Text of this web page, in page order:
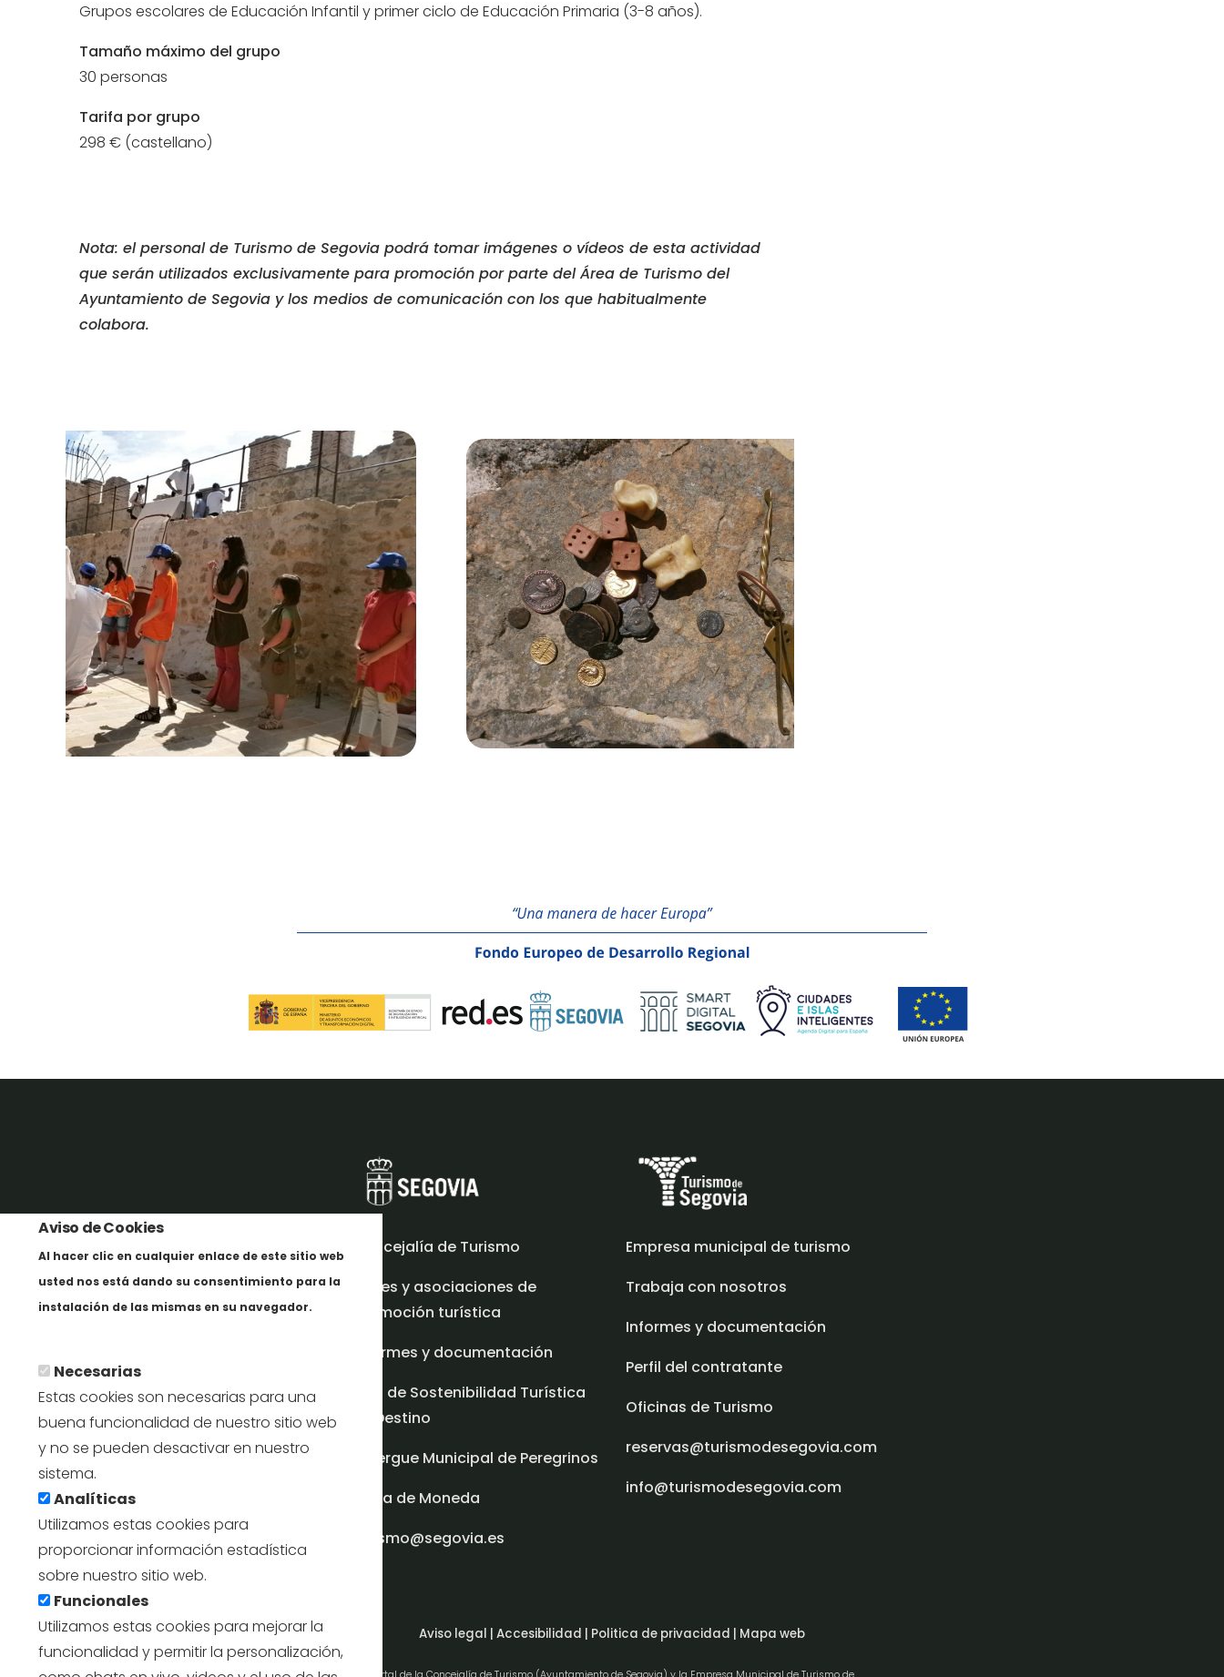
Aviso de Cookies
Al hacer clic en cualquier enlace de este sitio web
usted nos está dando su consentimiento para la
instalación de las mismas en su navegador.
Necesarias
Estas cookies son necesarias para una
buena funcionalidad de nuestro sitio web
y no se pueden desactivar en nuestro
sistema.
Analíticas
Utilizamos estas cookies para
proporcionar información estadística
sobre nuestro sitio web.
Funcionales
Utilizamos estas cookies para mejorar la
funcionalidad y permitir la personalización,
Grupos escolares de Educación Infantil y primer ciclo de Educación Primaria (3-8 años).
Tamaño máximo del grupo
30 personas
Tarifa por grupo
298 € (castellano)
Nota: el personal de Turismo de Segovia podrá tomar imágenes o vídeos de esta actividad
que serán utilizados exclusivamente para promoción por parte del Área de Turismo del
Ayuntamiento de Segovia y los medios de comunicación con los que habitualmente
colabora.
Concejalía de Turismo
Redes y asociaciones de
promoción turística
Informes y documentación
Plan de Sostenibilidad Turística
en Destino
Albergue Municipal de Peregrinos
Casa de Moneda
turismo@segovia.es
Empresa municipal de turismo
Trabaja con nosotros
Informes y documentación
Perfil del contratante
Oficinas de Turismo
reservas@turismodesegovia.com
info@turismodesegovia.com
Aviso legal | Accesibilidad | Politica de privacidad | Mapa web